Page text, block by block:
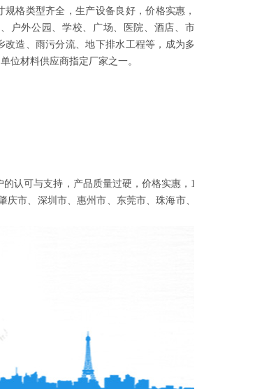
格类型齐全，生产设备良好，价格实惠，得到
户外公园、学校、广场、医院、酒店、市政道
造、雨污分流、地下排水工程等，成为多家市
位材料供应商指定厂家之一。
认可与支持，产品质量过硬，价格实惠，1流的
市、深圳市、惠州市、东莞市、珠海市、中山